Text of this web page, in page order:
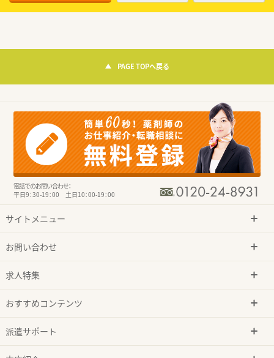
PAGE TOPへ戻る
電話でのお問い合わせ：
平日9：30-19：00 土日10：00-19：00
サイトメニュー
お問い合わせ
求人特集
おすすめコンテンツ
派遣サポート